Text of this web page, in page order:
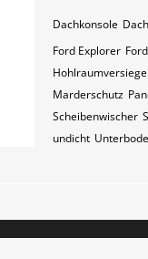
Dachkonsole
Ford Explorer
Marderschutz
Scheibenwischer
undicht